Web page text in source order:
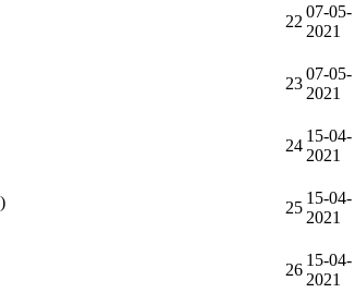
22
07-05-
2021
23
07-05-
2021
24
15-04-
2021
25
15-04-
2021
26
15-04-
2021